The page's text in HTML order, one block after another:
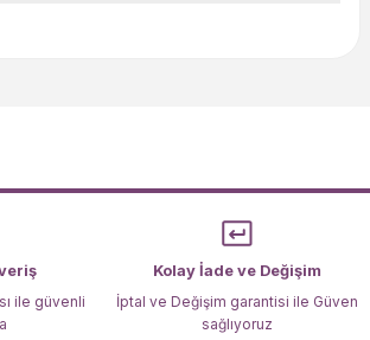
eksik bilgiler bulunuyor.
hatalar bulunuyor.
sitelerden daha pahalı.
farklı alternatifler olmalı.
ile güvenli
Kolay İade ve Değişim
İptal ve Değişim garantisi ile Güven
sağlıyoruz